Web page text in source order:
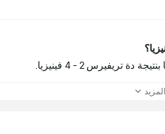
تريفيرس 2 - 4 فينيزيا.